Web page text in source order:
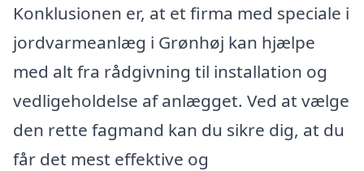
Konklusionen er, at et firma med speciale i
jordvarmeanlæg i Grønhøj kan hjælpe
med alt fra rådgivning til installation og
vedligeholdelse af anlægget. Ved at vælge
den rette fagmand kan du sikre dig, at du
får det mest effektive og